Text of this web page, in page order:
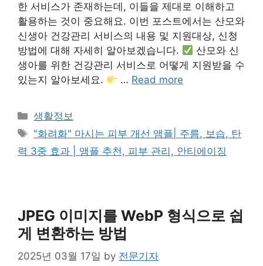
한 서비스가 존재하는데, 이들을 제대로 이해하고
활용하는 것이 중요해요. 이번 포스트에서는 산모와
신생아 건강관리 서비스의 내용 및 지원대상, 신청
방법에 대해 자세히 알아보겠습니다.
산모와 신
생아를 위한 건강관리 서비스로 어떻게 지원받을 수
있는지 알아보세요.
… Read more
Categories
생활정보
Tags
"화려화" 마시는 피부 개선 앰플| 주름, 보습, 탄
력 3중 효과 | 앰플 추천, 피부 관리, 안티에이징
JPEG 이미지를 WebP 형식으로 쉽
게 변환하는 방법
2025년 03월 17일 by 전문기자